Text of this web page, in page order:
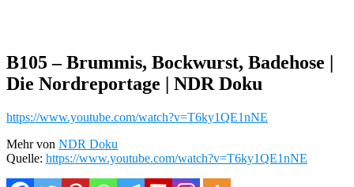
B105 – Brummis, Bockwurst, Badehose |
Die Nordreportage | NDR Doku
https://www.youtube.com/watch?v=T6ky1QE1nNE
Mehr von NDR Doku
Quelle: https://www.youtube.com/watch?v=T6ky1QE1nNE